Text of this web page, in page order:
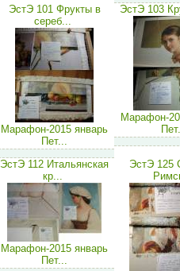
ЭстЭ 101 Фрукты в
сереб...
Марафон-2015 январь
Пет...
ЭстЭ 103
Марафон-
ЭстЭ 112 Итальянская
кр...
Марафон-2015 январь
Пет...
ЭстЭ 125